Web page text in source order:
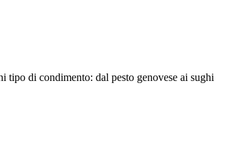
tipo di condimento: dal pesto genovese ai sughi